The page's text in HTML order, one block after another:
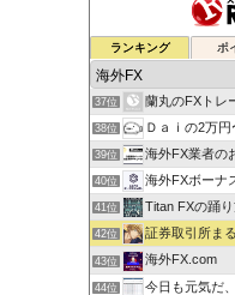
ランキング ポ
35位 元FX業者によ
36位
37位 蘭丸のFXトレ
38位 Ｄａｉの2万
39位 海外FX業者の
40位 海外FXボーナ
41位 Titan FXの踊
42位 証券取引所ま
43位 海外FX.com
44位 今日も元気だ